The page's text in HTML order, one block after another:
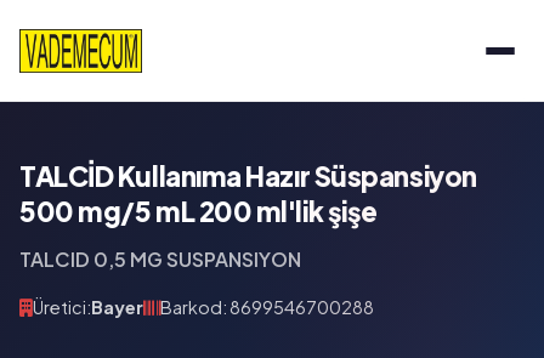
TALCİD Kullanıma Hazır Süspansiyon
500 mg/5 mL 200 ml'lik şişe
TALCID 0,5 MG SUSPANSIYON
Üretici:Bayer Barkod: 8699546700288